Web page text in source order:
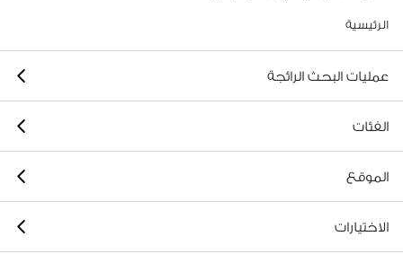
الرئيسية
عمليات البحث الرائجة
الفئات
الموقع
الاختيارات